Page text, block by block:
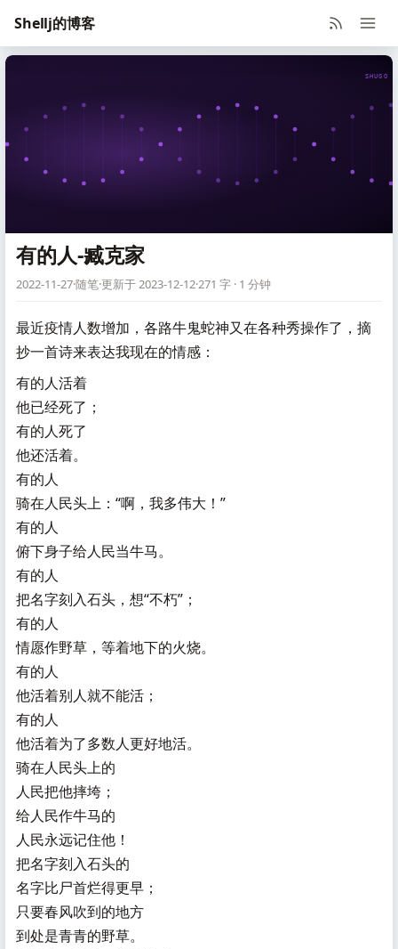
Shellj的博客
SHUGO
有的人-臧克家
2022-11-27·随笔·更新于 2023-12-12·271 字 · 1 分钟
最近疫情人数增加，各路牛鬼蛇神又在各种秀操作了，摘
抄一首诗来表达我现在的情感：
有的人活着
他已经死了；
有的人死了
他还活着。
有的人
骑在人民头上：“啊，我多伟大！”
有的人
俯下身子给人民当牛马。
有的人
把名字刻入石头，想“不朽”；
有的人
情愿作野草，等着地下的火烧。
有的人
他活着别人就不能活；
有的人
他活着为了多数人更好地活。
骑在人民头上的
人民把他摔垮；
给人民作牛马的
人民永远记住他！
把名字刻入石头的
名字比尸首烂得更早；
只要春风吹到的地方
到处是青青的野草。